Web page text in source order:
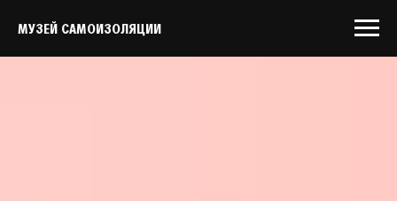
МУЗЕЙ САМОИЗОЛЯЦИИ